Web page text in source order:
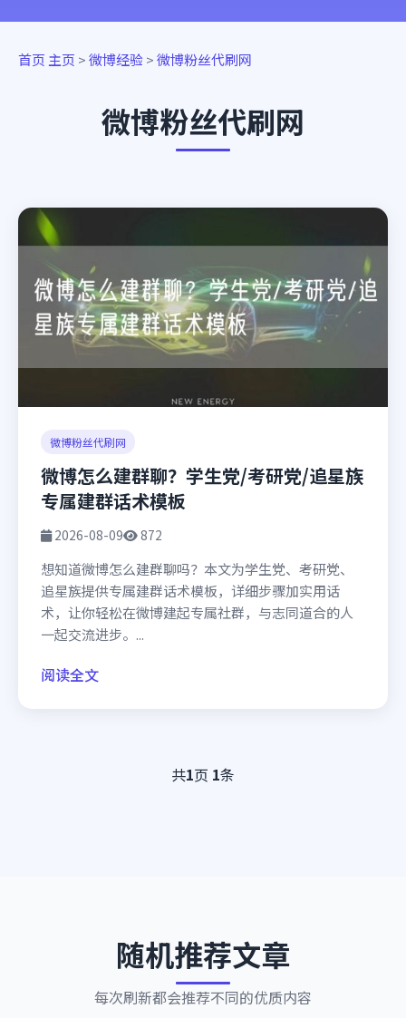
首页 主页 >微博经验>微博粉丝代刷网
微博粉丝代刷网
微博粉丝代刷网
微博怎么建群聊？学生党/考研党/追星族
专属建群话术模板
2026-08-09 872
想知道微博怎么建群聊吗？本文为学生党、考研党、
追星族提供专属建群话术模板，详细步骤加实用话
术，让你轻松在微博建起专属社群，与志同道合的人
一起交流进步。...
阅读全文
共1页 1条
随机推荐文章
每次刷新都会推荐不同的优质内容